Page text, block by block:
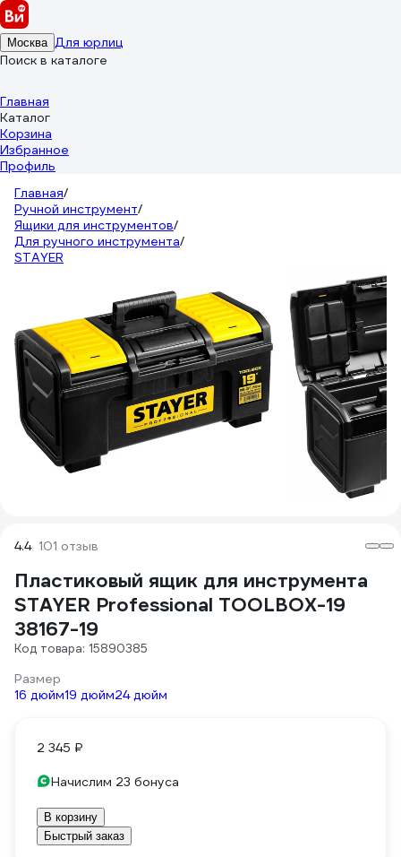
Москва Для юрлиц
Поиск в каталоге
Главная
Каталог
Корзина
Избранное
Профиль
Главная/
Ручной инструмент/
Ящики для инструментов/
Для ручного инструмента/
STAYER
4.4 101 отзыв
Пластиковый ящик для инструмента
STAYER Professional TOOLBOX-19
38167-19
Код товара: 15890385
Размер
16 дюйм19 дюйм24 дюйм
2 345 ₽
Начислим 23 бонуса
В корзину
Быстрый заказ